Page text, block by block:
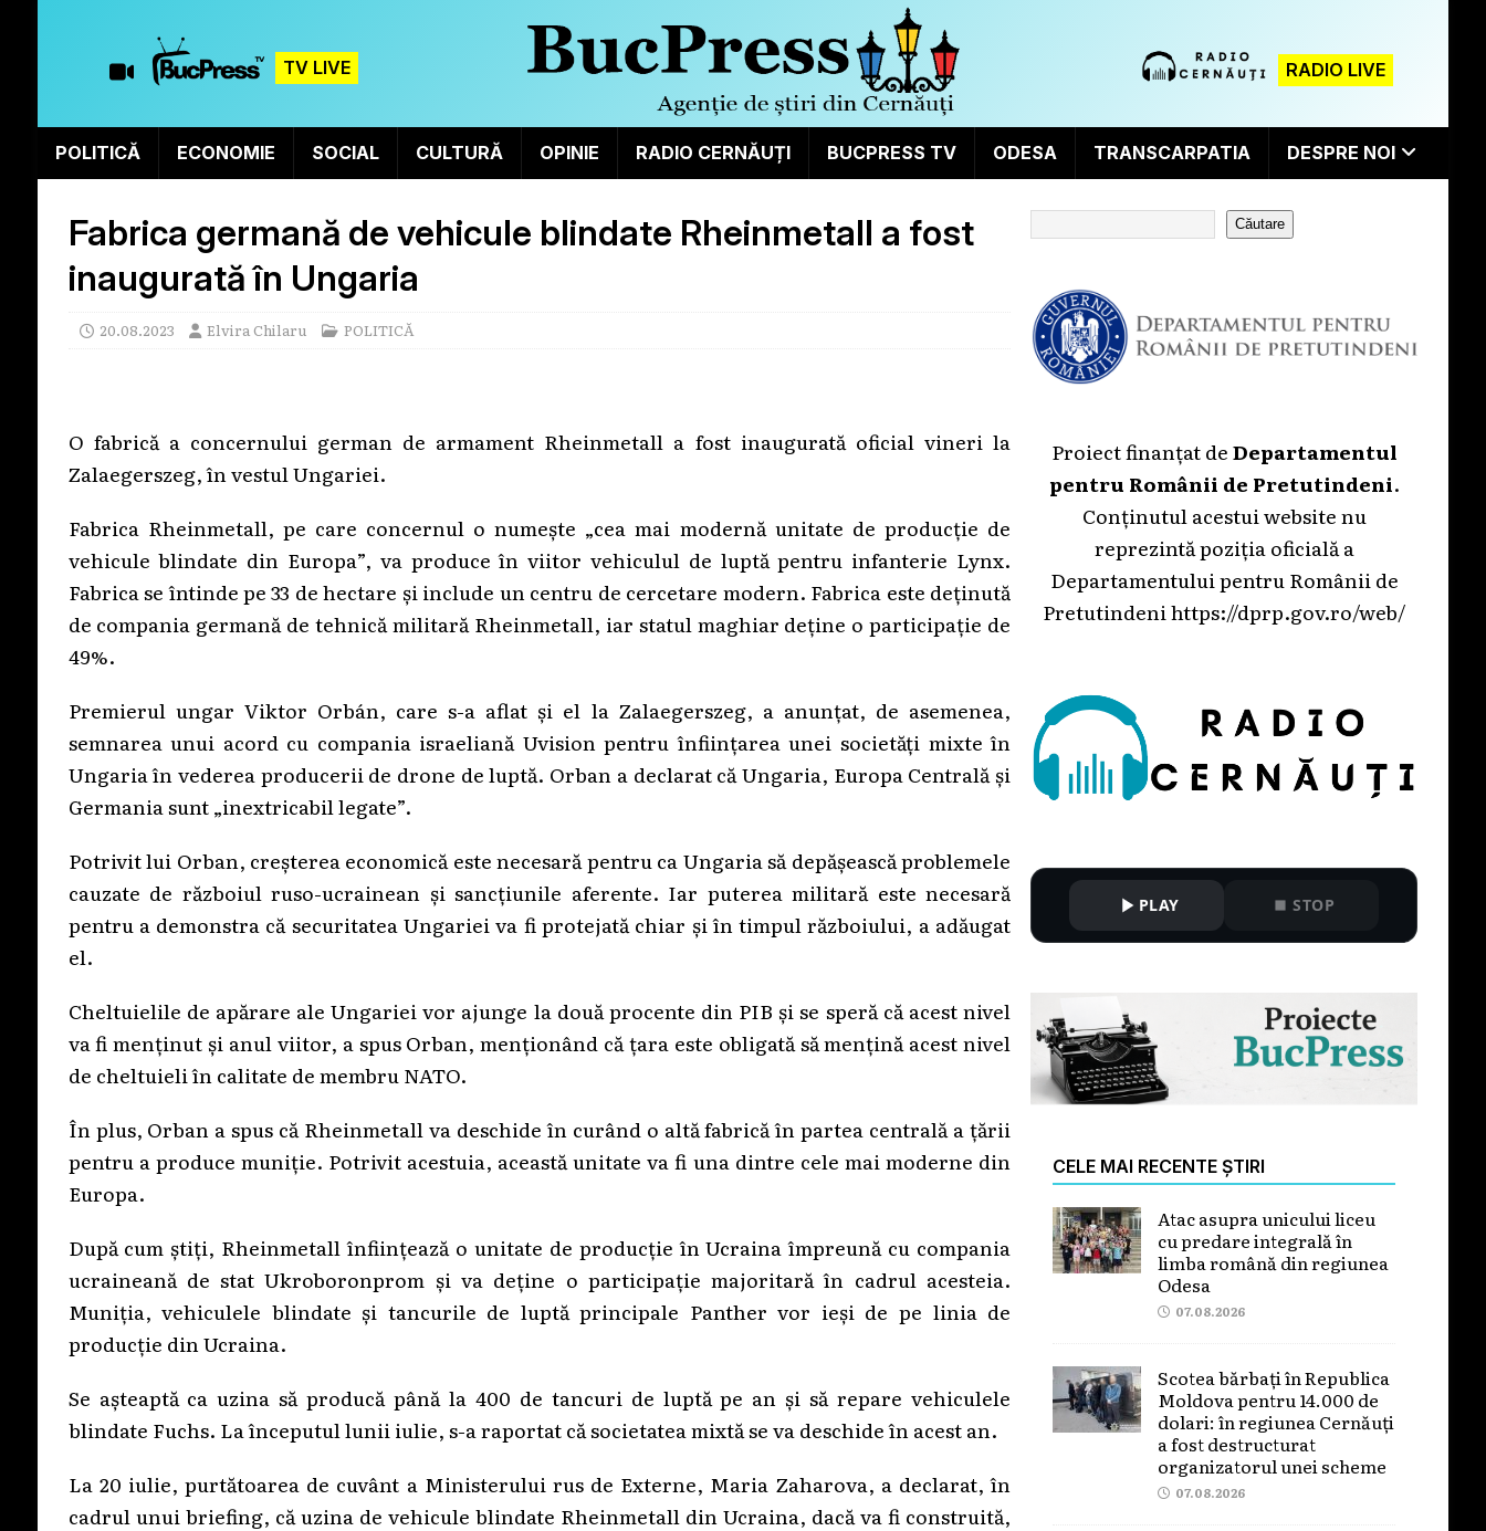
TV LIVE RADIO LIVE
POLITICĂ ECONOMIE SOCIAL CULTURĂ OPINIE RADIO CERNĂUȚI BUCPRESS TV ODESA TRANSCARPATIA DESPRE NOI
Fabrica germană de vehicule blindate Rheinmetall a fost
inaugurată în Ungaria
20.08.2023 Elvira Chilaru POLITICĂ
O fabrică a concernului german de armament Rheinmetall a fost inaugurată oficial vineri la
Zalaegerszeg, în vestul Ungariei.
Fabrica Rheinmetall, pe care concernul o numește „cea mai modernă unitate de producție de
vehicule blindate din Europa”, va produce în viitor vehiculul de luptă pentru infanterie Lynx.
Fabrica se întinde pe 33 de hectare și include un centru de cercetare modern. Fabrica este deținută
de compania germană de tehnică militară Rheinmetall, iar statul maghiar deține o participație de
49%.
Premierul ungar Viktor Orbán, care s-a aflat și el la Zalaegerszeg, a anunțat, de asemenea,
semnarea unui acord cu compania israeliană Uvision pentru înființarea unei societăți mixte în
Ungaria în vederea producerii de drone de luptă. Orban a declarat că Ungaria, Europa Centrală și
Germania sunt „inextricabil legate”.
Potrivit lui Orban, creșterea economică este necesară pentru ca Ungaria să depășească problemele
cauzate de războiul ruso-ucrainean și sancțiunile aferente. Iar puterea militară este necesară
pentru a demonstra că securitatea Ungariei va fi protejată chiar și în timpul războiului, a adăugat
el.
Cheltuielile de apărare ale Ungariei vor ajunge la două procente din PIB și se speră că acest nivel
va fi menținut și anul viitor, a spus Orban, menționând că țara este obligată să mențină acest nivel
de cheltuieli în calitate de membru NATO.
În plus, Orban a spus că Rheinmetall va deschide în curând o altă fabrică în partea centrală a țării
pentru a produce muniție. Potrivit acestuia, această unitate va fi una dintre cele mai moderne din
Europa.
După cum știți, Rheinmetall înființează o unitate de producție în Ucraina împreună cu compania
ucraineană de stat Ukroboronprom și va deține o participație majoritară în cadrul acesteia.
Muniția, vehiculele blindate și tancurile de luptă principale Panther vor ieși de pe linia de
producție din Ucraina.
Se așteaptă ca uzina să producă până la 400 de tancuri de luptă pe an și să repare vehiculele
blindate Fuchs. La începutul lunii iulie, s-a raportat că societatea mixtă se va deschide în acest an.
La 20 iulie, purtătoarea de cuvânt a Ministerului rus de Externe, Maria Zaharova, a declarat, în
cadrul unui briefing, că uzina de vehicule blindate Rheinmetall din Ucraina, dacă va fi construită,
Căutare
Proiect finanțat deDepartamentul
pentru Românii de Pretutindeni.
Conținutul acestui website nu
reprezintă poziția oficială a
Departamentului pentru Românii de
Pretutindenihttps://dprp.gov.ro/web/
PLAY STOP
CELE MAI RECENTE ȘTIRI
Atac asupra unicului liceu
cu predare integrală în
limba română din regiunea
Odesa
07.08.2026
Scotea bărbați în Republica
Moldova pentru 14.000 de
dolari: în regiunea Cernăuți
a fost destructurat
organizatorul unei scheme
07.08.2026